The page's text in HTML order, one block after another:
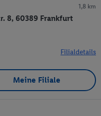
1,8 km
8, 60389 Frankfurt
Filialdetails
Meine Filiale